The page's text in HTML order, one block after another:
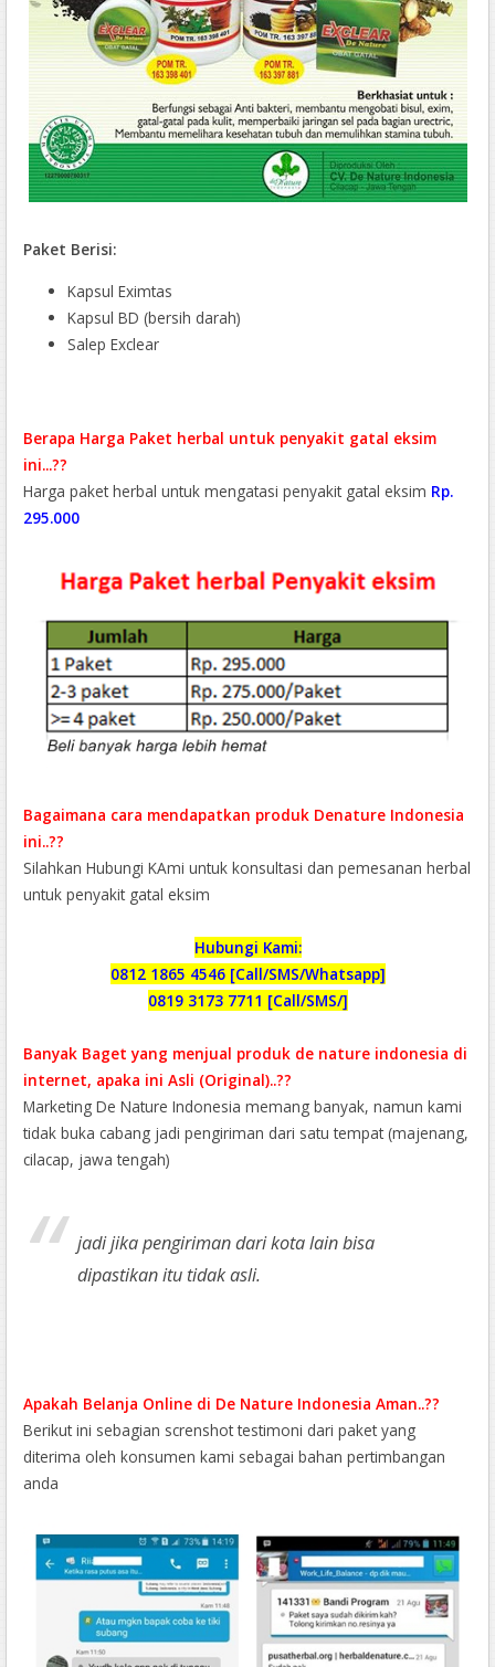
Paket Berisi:
Kapsul Eximtas
Kapsul BD (bersih darah)
Salep Exclear
Berapa Harga Paket herbal untuk penyakit gatal eksim
ini...??
Harga paket herbal untuk mengatasi penyakit gatal eksim Rp.
295.000
Bagaimana cara mendapatkan produk Denature Indonesia
ini..??
Silahkan Hubungi KAmi untuk konsultasi dan pemesanan herbal
untuk penyakit gatal eksim
Hubungi Kami:
0812 1865 4546 [Call/SMS/Whatsapp]
0819 3173 7711 [Call/SMS/]
Banyak Baget yang menjual produk de nature indonesia di
internet, apaka ini Asli (Original)..??
Marketing De Nature Indonesia memang banyak, namun kami
tidak buka cabang jadi pengiriman dari satu tempat (majenang,
cilacap, jawa tengah)
jadi jika pengiriman dari kota lain bisa
dipastikan itu tidak asli.
Apakah Belanja Online di De Nature Indonesia Aman..??
Berikut ini sebagian screnshot testimoni dari paket yang
diterima oleh konsumen kami sebagai bahan pertimbangan
anda